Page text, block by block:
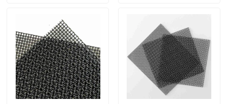
Sobre nós
Excursão da fábrica
Controle da qualidade